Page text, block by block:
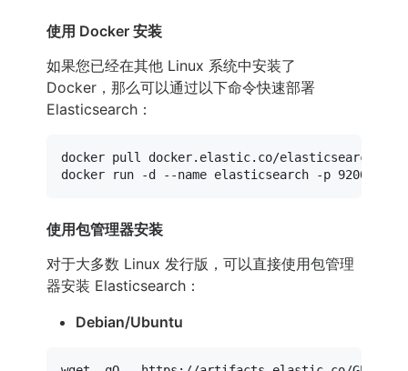
使用 Docker 安装
如果您已经在其他 Linux 系统中安装了
Docker，那么可以通过以下命令快速部署
Elasticsearch：
docker pull docker.elastic.co/elasticsearch/
docker run -d --name elasticsearch -p
使用包管理器安装
对于大多数 Linux 发行版，可以直接使用包管理
器安装 Elasticsearch：
Debian/Ubuntu